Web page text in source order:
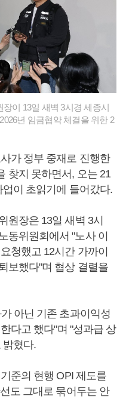
이 13일 새벽 3시경 세종시
년 임금협약 체결을 위한 2
가 정부 중재로 진행한
찾지 못하면서, 오는 21
이 초읽기에 들어갔다.
원장은 13일 새벽 3시
동위원회에서 "노사 이
청했고 12시간 가까이
보했다"며 협상 결렬을
아닌 기존 초과이익성
다고 했다"며 "성과급 상
밝혔다.
준의 현행 OPI 제도를
도 그대로 묶어두는 안